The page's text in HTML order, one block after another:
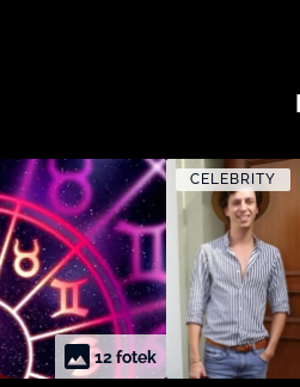
12 fotek
CELEBRITY